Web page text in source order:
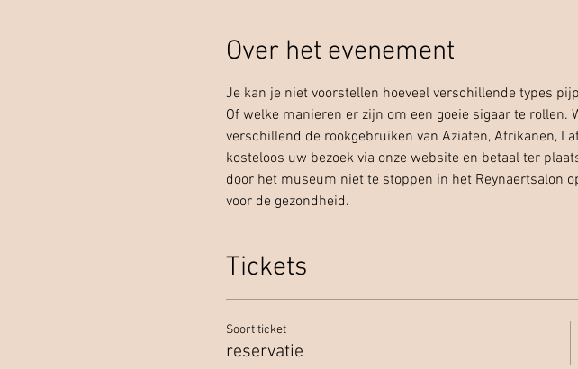
Over het evenement
Je kan je niet voorstellen hoeveel verschillende types
Of welke manieren er zijn om een goeie sigaar te
verschillend de rookgebruiken van Aziaten, Afrikanen,
kosteloos uw bezoek via onze website en betaal ter
door het museum niet te stoppen in het Reynaertsalon
voor de gezondheid.
Tickets
Soort ticket
reservatie